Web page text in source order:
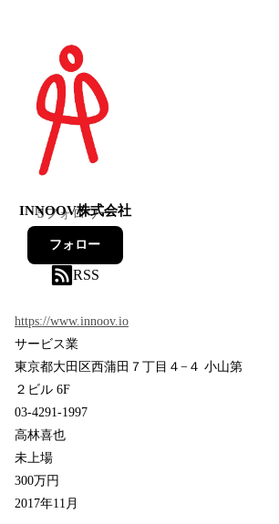
INNOOV株式会社
5フォロワー
フォロー
RSS
https://www.innoov.io
サービス業
東京都大田区西蒲田７丁目４−４ 小山第
２ビル 6F
03-4291-1997
高林喜也
未上場
300万円
2017年11月